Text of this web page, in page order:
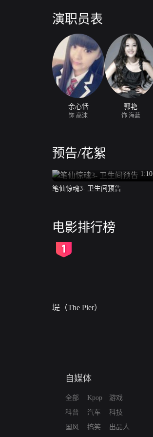
的事件降临在他们中间……
演职员表
余心恬
饰 高沫
郭艳
饰 海蓝
预告/花絮
1:10
笔仙惊魂3- 卫生间预告
电影排行榜
堤（The Pier）
自媒体
全部
科普
国风
Kpop
汽车
搞笑
游戏
科技
出品人